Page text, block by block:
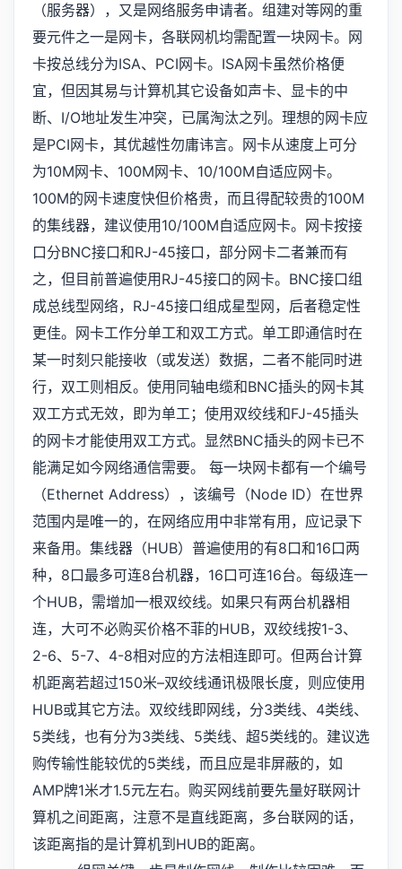
（服务器），又是网络服务申请者。组建对等网的重
要元件之一是网卡，各联网机均需配置一块网卡。网
卡按总线分为ISA、PCI网卡。ISA网卡虽然价格便
宜，但因其易与计算机其它设备如声卡、显卡的中
断、I/O地址发生冲突，已属淘汰之列。理想的网卡应
是PCI网卡，其优越性勿庸讳言。网卡从速度上可分
为10M网卡、100M网卡、10/100M自适应网卡。
100M的网卡速度快但价格贵，而且得配较贵的100M
的集线器，建议使用10/100M自适应网卡。网卡按接
口分BNC接口和RJ-45接口，部分网卡二者兼而有
之，但目前普遍使用RJ-45接口的网卡。BNC接口组
成总线型网络，RJ-45接口组成星型网，后者稳定性
更佳。网卡工作分单工和双工方式。单工即通信时在
某一时刻只能接收（或发送）数据，二者不能同时进
行，双工则相反。使用同轴电缆和BNC插头的网卡其
双工方式无效，即为单工；使用双绞线和FJ-45插头
的网卡才能使用双工方式。显然BNC插头的网卡已不
能满足如今网络通信需要。 每一块网卡都有一个编号
（Ethernet Address），该编号（Node ID）在世界
范围内是唯一的，在网络应用中非常有用，应记录下
来备用。集线器（HUB）普遍使用的有8口和16口两
种，8口最多可连8台机器，16口可连16台。每级连一
个HUB，需增加一根双绞线。如果只有两台机器相
连，大可不必购买价格不菲的HUB，双绞线按1-3、
2-6、5-7、4-8相对应的方法相连即可。但两台计算
机距离若超过150米–双绞线通讯极限长度，则应使用
HUB或其它方法。双绞线即网线，分3类线、4类线、
5类线，也有分为3类线、5类线、超5类线的。建议选
购传输性能较优的5类线，而且应是非屏蔽的，如
AMP牌1米才1.5元左右。购买网线前要先量好联网计
算机之间距离，注意不是直线距离，多台联网的话，
该距离指的是计算机到HUB的距离。